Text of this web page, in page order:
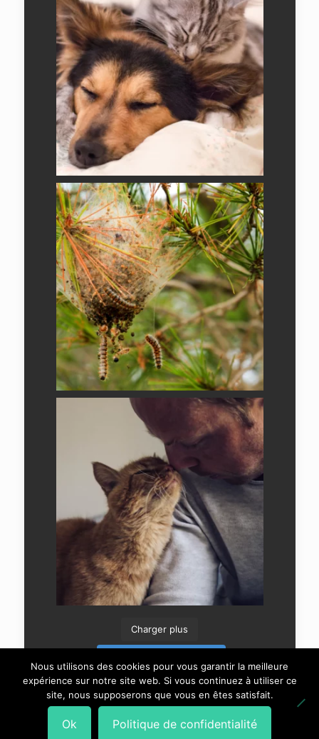
Charger plus
Nous utilisons des cookies pour vous garantir la meilleure
expérience sur notre site web. Si vous continuez à utiliser ce
site, nous supposerons que vous en êtes satisfait.
Ok Politique de confidentialité